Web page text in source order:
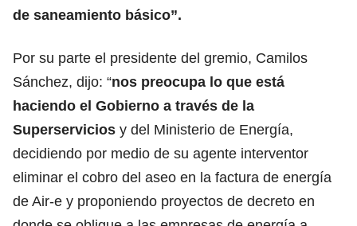
de saneamiento básico”.
Por su parte el presidente del gremio, Camilos
Sánchez, dijo: “nos preocupa lo que está
haciendo el Gobierno a través de la
Superservicios y del Ministerio de Energía,
decidiendo por medio de su agente interventor
eliminar el cobro del aseo en la factura de energía
de Air-e y proponiendo proyectos de decreto en